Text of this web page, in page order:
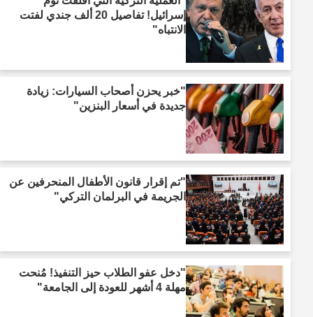
إسرائيل! تفاصيل 20 ألف جندي لفتت
الانتباه"
"خبر يحزن أصحاب السيارات: زيادة
جديدة في أسعار البنزين"
"تم إقرار قانون الأطفال المنحرفين عن
الجريمة في البرلمان التركي"
"دخل عفو الطلاب حيز التنفيذ! مُنحت
مهلة 4 أشهر للعودة إلى الجامعة"